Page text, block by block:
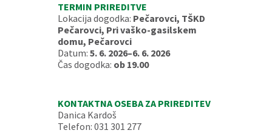
TERMIN PRIREDITVE
Lokacija dogodka: Pečarovci, TŠKD
Pečarovci, Pri vaško-gasilskem
domu, Pečarovci
Datum: 5. 6. 2026–6. 6. 2026
Čas dogodka: ob 19.00
KONTAKTNA OSEBA ZA PRIREDITEV
Danica Kardoš
Telefon: 031 301 277